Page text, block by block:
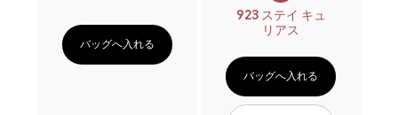
バッグへ入れる
923 ステイ キュ
リアス
バッグへ入れる